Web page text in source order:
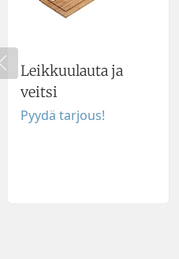
Leikkuulauta ja
veitsi
Pyydä tarjous!